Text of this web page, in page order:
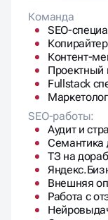
Копирайтер
Контент-
Проектный
Fullstack
Маркетолог
SEO-работы:
Аудит и
Семантика
ТЗ на
Внешняя
Работа с
Ссылочная
До 6 часов